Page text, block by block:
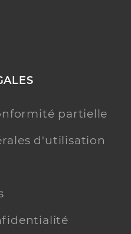
partielle
d'utilisation